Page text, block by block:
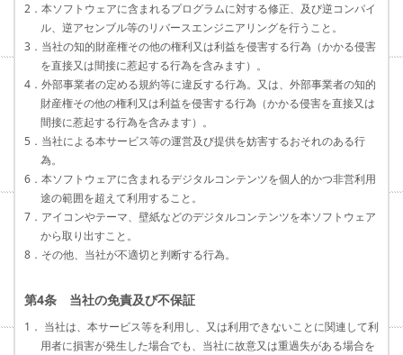
2．本ソフトウェアに含まれるプログラムに対する修正、及び逆コンパイ
ル、逆アセンブル等のリバースエンジニアリングを行うこと。
3．当社の知的財産権その他の権利又は利益を侵害する行為（かかる侵害
を直接又は間接に惹起する行為を含みます）。
4．外部事業者の定める規約等に違反する行為。又は、外部事業者の知的
財産権その他の権利又は利益を侵害する行為（かかる侵害を直接又は
間接に惹起する行為を含みます）。
5．当社による本サービス等の運営及び提供を妨害するおそれのある行
為。
6．本ソフトウェアに含まれるデジタルコンテンツを個人的かつ非営利用
途の範囲を超えて利用すること。
7．アイコンやテーマ、壁紙などのデジタルコンテンツを本ソフトウェア
から取り出すこと。
8．その他、当社が不適切と判断する行為。
第4条 当社の免責及び不保証
1． 当社は、本サービス等を利用し、又は利用できないことに関連して利
用者に損害が発生した場合でも、当社に故意又は重過失がある場合を